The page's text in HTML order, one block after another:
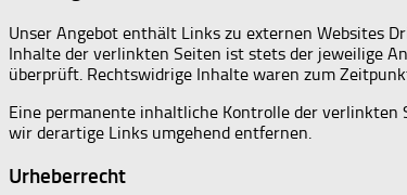
Unser Angebot enthält Links zu externen Websites
Inhalte der verlinkten Seiten ist stets der jeweilige
überprüft. Rechtswidrige Inhalte waren zum
Eine permanente inhaltliche Kontrolle der
wir derartige Links umgehend entfernen.
Urheberrecht